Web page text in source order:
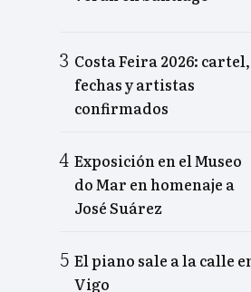
Costa Feira 2026: cartel,
fechas y artistas
confirmados
Exposición en el Museo
do Mar en homenaje a
José Suárez
El piano sale a la calle
Vigo